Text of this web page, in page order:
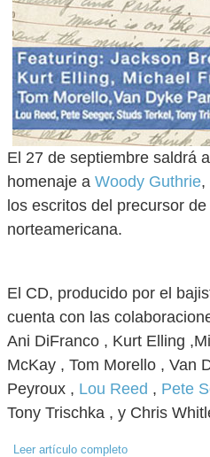
El 27 de septiembre saldrá
homenaje a Woody Guthrie,
los escritos del precursor
norteamericana.
El CD, producido por el
cuenta con las
Ani DiFranco , Kurt Elling
McKay , Tom Morello , Van
Peyroux , Lou Reed , Pete
Tony Trischka , y Chris
Leer artículo completo